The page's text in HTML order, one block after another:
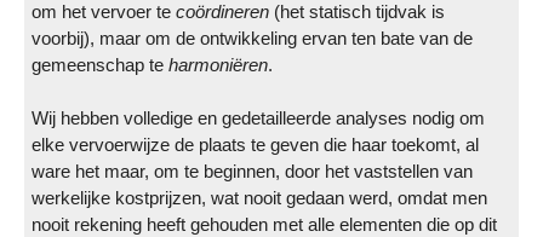
om het vervoer te coördineren(het statisch tijdvak is
voorbij), maar om de ontwikkeling ervan ten bate van de
gemeenschap te harmoniëren.
Wij hebben volledige en gedetailleerde analyses nodig om
elke vervoerwijze de plaats te geven die haar toekomt, al
ware het maar, om te beginnen, door het vaststellen van
werkelijke kostprijzen, wat nooit gedaan werd, omdat men
nooit rekening heeft gehouden met alle elementen die op dit